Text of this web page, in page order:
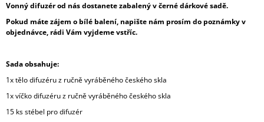
Vonný difuzér od nás dostanete zabalený v černé dárkové sadě.
Pokud máte zájem o bílé balení, napište nám prosím do poznámky v
objednávce, rádi Vám vyjdeme vstříc.
Sada obsahuje:
1x tělo difuzéru z ručně vyráběného českého skla
1x víčko difuzéru z ručně vyráběného českého skla
15 ks stébel pro difuzér